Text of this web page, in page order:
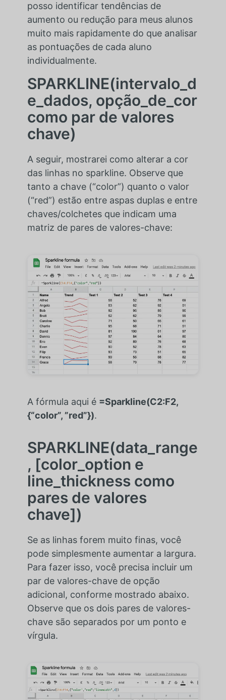
posso identificar tendências de
aumento ou redução para meus alunos
muito mais rapidamente do que analisar
as pontuações de cada aluno
individualmente.
SPARKLINE(intervalo_d
e_dados, opção_de_cor
como par de valores
chave)
A seguir, mostrarei como alterar a cor
das linhas no sparkline. Observe que
tanto a chave (“color”) quanto o valor
(“red”) estão entre aspas duplas e entre
chaves/colchetes que indicam uma
matriz de pares de valores-chave:
A fórmula aqui é =Sparkline(C2:F2,
{“color”, ”red”}).
SPARKLINE(data_range
, [color_option e
line_thickness como
pares de valores
chave])
Se as linhas forem muito finas, você
pode simplesmente aumentar a largura.
Para fazer isso, você precisa incluir um
par de valores-chave de opção
adicional, conforme mostrado abaixo.
Observe que os dois pares de valores-
chave são separados por um ponto e
vírgula.